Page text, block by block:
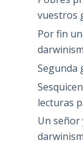
vuestros
Por fin
Segunda
lecturas
Un señor